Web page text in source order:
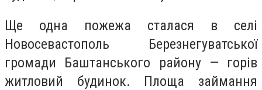
Ще одна пожежа сталася в селі
Новосевастополь Березнегуватської
громади Баштанського району — горів
житловий будинок. Площа займання